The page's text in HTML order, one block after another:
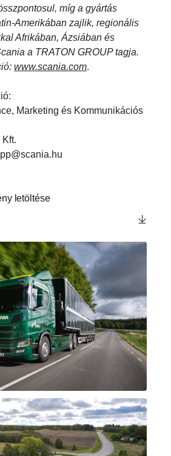
míg a gyártás
Amerikában zajlik, regionális
Afrikában, Ázsiában és
a TRATON GROUP tagja.
www.scania.com.
Marketing és Kommunikációs
letöltése